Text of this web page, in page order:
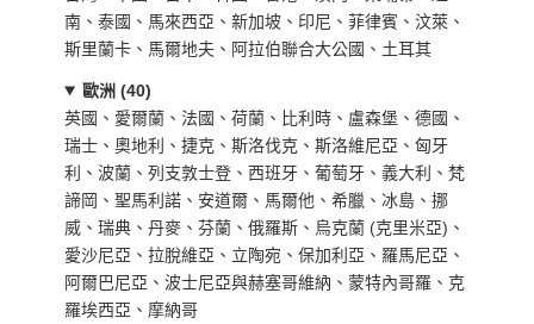
南、泰國、馬來西亞、新加坡、印尼、菲律賓、汶萊、
斯里蘭卡、馬爾地夫、阿拉伯聯合大公國、土耳其
歐洲 (40)
英國、愛爾蘭、法國、荷蘭、比利時、盧森堡、德國、
瑞士、奧地利、捷克、斯洛伐克、斯洛維尼亞、匈牙
利、波蘭、列支敦士登、西班牙、葡萄牙、義大利、梵
諦岡、聖馬利諾、安道爾、馬爾他、希臘、冰島、挪
威、瑞典、丹麥、芬蘭、俄羅斯、烏克蘭 (克里米亞)、
愛沙尼亞、拉脫維亞、立陶宛、保加利亞、羅馬尼亞、
阿爾巴尼亞、波士尼亞與赫塞哥維納、蒙特內哥羅、克
羅埃西亞、摩納哥